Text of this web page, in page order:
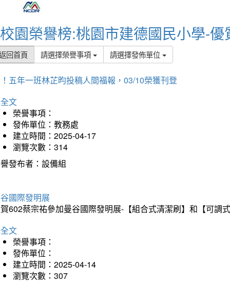
校園榮譽榜:桃園市建德國民小學-優
回首頁 請選擇榮譽事項 請選擇發佈單位
五年一班林芷昀投稿人間福報，03/10榮獲刊登
文
榮譽事項：
發佈單位：教務處
建立時間：2025-04-17
瀏覽次數：314
發布者：設備組
國際發明展
602蔡宗祐參加曼谷國際發明展-【組合式清潔刷】和【可調
文
榮譽事項：
發佈單位：
建立時間：2025-04-14
瀏覽次數：307